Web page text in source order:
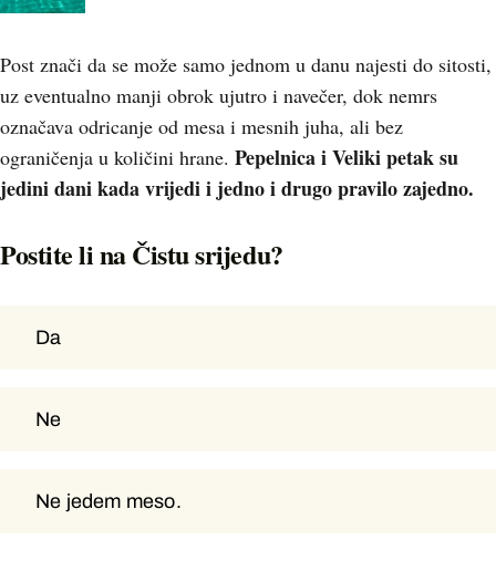
Post znači da se može samo jednom u danu najesti do sitosti,
uz eventualno manji obrok ujutro i navečer, dok nemrs
označava odricanje od mesa i mesnih juha, ali bez
ograničenja u količini hrane. Pepelnica i Veliki petak su
jedini dani kada vrijedi i jedno i drugo pravilo zajedno.
Postite li na Čistu srijedu?
Da
Ne
Ne jedem meso.
Da
Ne
Ne jedem meso.